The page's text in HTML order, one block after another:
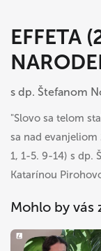
EFFETA
s dp. Štefanom
"Slovo sa telom
sa nad evanjeliom
1, 1-5. 9-14) s dp.
Katarínou
Mohlo by vás